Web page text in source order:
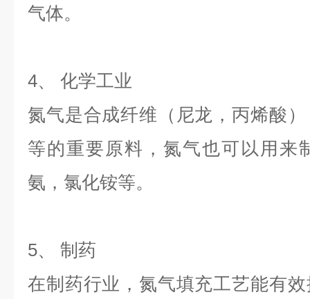
气体。
4、 化学工业
氮气是合成纤维（尼龙，丙烯酸
等的重要原料，氮气也可以用来
氨，氯化铵等。
5、 制药
在制药行业，氮气填充工艺能有